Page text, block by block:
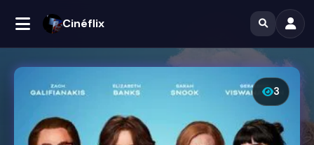
Cinéflix
3